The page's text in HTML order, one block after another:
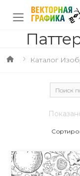
Каталог